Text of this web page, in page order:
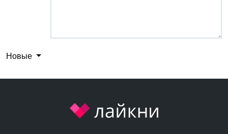
Новые